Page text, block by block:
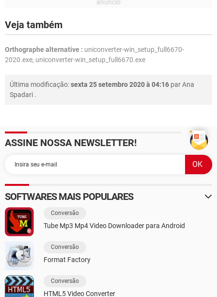
Veja também
Orthographe alternative : uniconverter-win_setup_full6670-
2020.exe, uniconverter-win_setup_full6670.exe
Última modificação:sexta 25 setembro 2020 à 04:16 parAna
Spadari .
ASSINE NOSSA NEWSLETTER!
SOFTWARES MAIS POPULARES
Conversão
Tube Mp3 Mp4 Video Downloader para Android
Conversão
Format Factory
Conversão
HTML5 Video Converter